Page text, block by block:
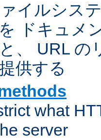
イルシス
ドキュメ
、 URL の
供する
what
server